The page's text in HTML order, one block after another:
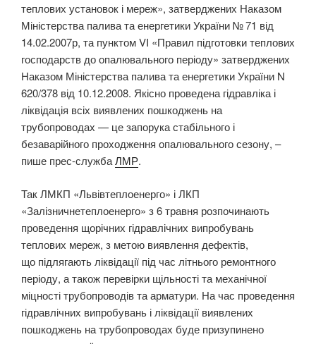
теплових установок і мереж», затверджених Наказом
Міністерства палива та енергетики України № 71 від
14.02.2007р, та пунктом VI «Правил підготовки теплових
господарств до опалювального періоду» затверджених
Наказом Міністерства палива та енергетики України N
620/378 від 10.12.2008. Якісно проведена гідравліка і
ліквідація всіх виявлених пошкоджень на
трубопроводах — це запорука стабільного і
безаварійного проходження опалювального сезону, –
пише прес-службаЛМР.
Так ЛМКП «Львівтеплоенерго» і ЛКП
«Залізничнетеплоенерго» з 6 травня розпочинають
проведення щорічних гідравлічних випробувань
теплових мереж, з метою виявлення дефектів,
що підлягають ліквідації під час літнього ремонтного
періоду, а також перевірки щільності та механічної
міцності трубопроводів та арматури. На час проведення
гідравлічних випробувань і ліквідації виявлених
пошкоджень на трубопроводах буде призупинено